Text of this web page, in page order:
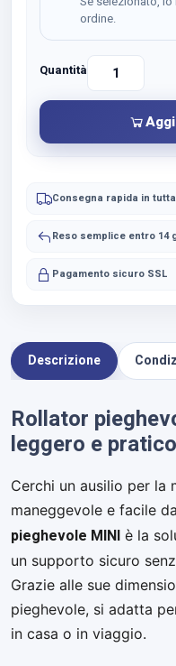
ordine.
Quantità
Vendita
Rollator
Pieghevole
quantità
Consegna rapida in
Reso semplice entro 14
Pagamento sicuro SSL
Descrizione
Rollator
leggero e pratico
Cerchi un ausilio per la
maneggevole e facile
pieghevole MINI è la
un supporto sicuro
Grazie alle sue
pieghevole, si adatta
in casa o in viaggio.